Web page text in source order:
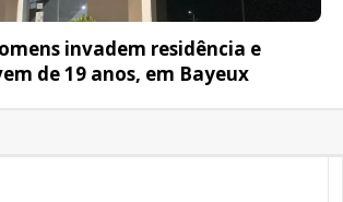
invadem residência e
de 19 anos, em Bayeux